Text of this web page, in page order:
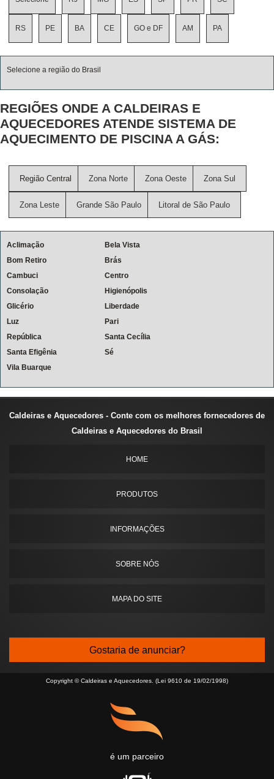
RS PE BA CE GO e DF AM PA
Selecione a região do Brasil
REGIÕES ONDE A CALDEIRAS E
AQUECEDORES ATENDE SISTEMA DE
AQUECIMENTO DE PISCINA A GÁS:
Região Central Zona Norte Zona Oeste Zona Sul
Zona Leste Grande São Paulo Litoral de São Paulo
Aclimação
Bela Vista
Bom Retiro
Brás
Cambuci
Centro
Consolação
Higienópolis
Glicério
Liberdade
Luz
Pari
República
Santa Cecília
Santa Efigênia
Sé
Vila Buarque
Caldeiras e Aquecedores - Conte com os melhores fornecedores de
Caldeiras e Aquecedores do Brasil
HOME
PRODUTOS
INFORMAÇÕES
SOBRE NÓS
MAPA DO SITE
Gostaria de anunciar?
Copyright © Caldeiras e Aquecedores. (Lei 9610 de 19/02/1998)
é um parceiro